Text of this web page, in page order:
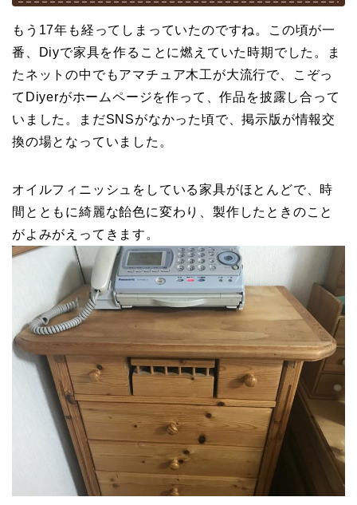
もう17年も経ってしまっていたのですね。この頃が一
番、Diyで家具を作ることに燃えていた時期でした。ま
たネットの中でもアマチュア木工が大流行で、こぞっ
てDiyerがホームページを作って、作品を披露し合って
いました。まだSNSがなかった頃で、掲示版が情報交
換の場となっていました。
オイルフィニッシュをしている家具がほとんどで、時
間とともに綺麗な飴色に変わり、製作したときのこと
がよみがえってきます。